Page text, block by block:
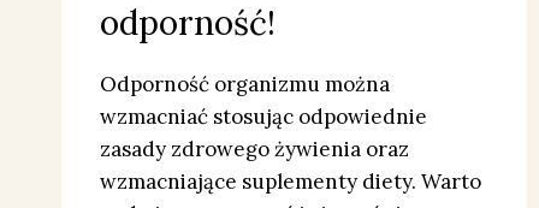
odporność!
Odporność organizmu można
wzmacniać stosując odpowiednie
zasady zdrowego żywienia oraz
wzmacniające suplementy diety. Warto